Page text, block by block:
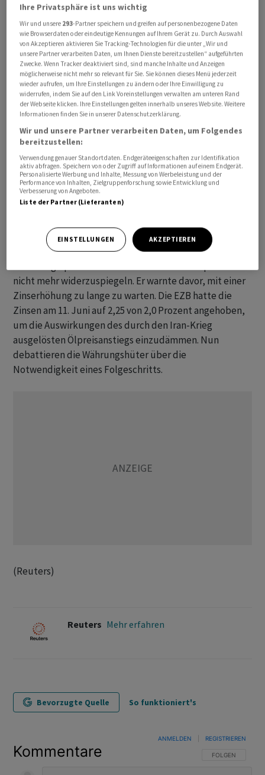
Die Wirtschaft in der Euro-Zone hat nach Einschätzung
von EZB-Direktorin Isabel Schnabel ‌trotz ⁠gesunkener
Ölpreise noch nicht wieder den Zustand vor ⁠dem Iran-
Krieg erreicht. Die Kerninflation sei weiterhin hoch und
der ‌Preisdruck halte an, sagte ‌Schnabel am Montag auf
einer ​Veranstaltung in Rom. Ein Rückgang der Ölpreise
bedeute nicht, dass man zur Vorkriegssituation
zurückgekehrt sei. Das Friedensabkommen sei fragil,
die Erdgaspreise lägen noch ‌immer rund 40 Prozent
höher als vor dem Krieg und neue Schocks wie die
Hitzewelle in Europa ​oder das Wetterphänomen Super-
El-Nino könnten die ​Lebensmittelpreise in die Höhe ​
treiben.
Der belgische Notenbankchef Pierre Wunsch zeigte sich
gelassener und erklärte, ‌der kriegsbedingte Schock bei
den Energiepreisen scheine sich in den Marktpreisen
nicht mehr widerzuspiegeln. Er warnte ​davor, ​mit einer
Zinserhöhung ⁠zu lange zu warten. Die EZB ​hatte die
Zinsen ⁠am 11. Juni auf 2,25 von 2,0 ‌Prozent angehoben,
um die Auswirkungen des durch den Iran-Krieg
ausgelösten Ölpreisanstiegs einzudämmen. Nun
debattieren ‌die Währungshüter über die
Notwendigkeit eines Folgeschritts.
(Reuters)
Reuters Mehr erfahren
Bevorzugte Quelle So funktioniert's
Kommentare FOLGE DIESER
FOLGEN
ANMELDEN REGISTRIEREN
Ihre Privatsphäre ist uns wichtig
Wir und unsere 293-Partner speichern und greifen auf personenbezogene Daten
wie Browserdaten oder eindeutige Kennungen auf Ihrem Gerät zu. Durch Auswahl
von Akzeptieren aktivieren Sie Tracking-Technologien für die unter „Wir und
unsere Partner verarbeiten Daten, um Ihnen Dienste bereitzustellen“ aufgeführten
Zwecke. Wenn Tracker deaktiviert sind, sind manche Inhalte und Anzeigen
möglicherweise nicht mehr so relevant für Sie. Sie können dieses Menü jederzeit
wieder aufrufen, um Ihre Einstellungen zu ändern oder Ihre Einwilligung zu
widerrufen, indem Sie auf den Link Voreinstellungen verwalten am unteren Rand
der Webseite klicken. Ihre Einstellungen gelten innerhalb unseres Website. Weitere
Informationen finden Sie in unserer Datenschutzerklärung.
Wir und unsere Partner verarbeiten Daten, um Folgendes
bereitzustellen:
Verwendung genauer Standortdaten. Endgeräteeigenschaften zur Identifikation
aktiv abfragen. Speichern von oder Zugriff auf Informationen auf einem Endgerät.
Personalisierte Werbung und Inhalte, Messung von Werbeleistung und der
Performance von Inhalten, Zielgruppenforschung sowie Entwicklung und
Verbesserung von Angeboten.
Liste der Partner (Lieferanten)
EINSTELLUNGEN AKZEPTIEREN